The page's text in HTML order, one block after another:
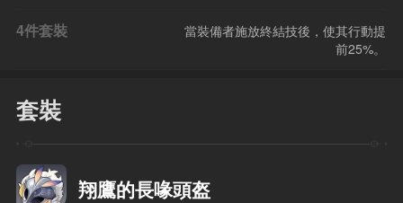
4件套裝
當裝備者施放終結技後，使其行動提
前25%。
套裝
翔鷹的長喙頭盔